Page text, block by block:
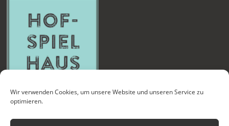
Wir verwenden Cookies, um unsere Website und unseren Service zu
optimieren.